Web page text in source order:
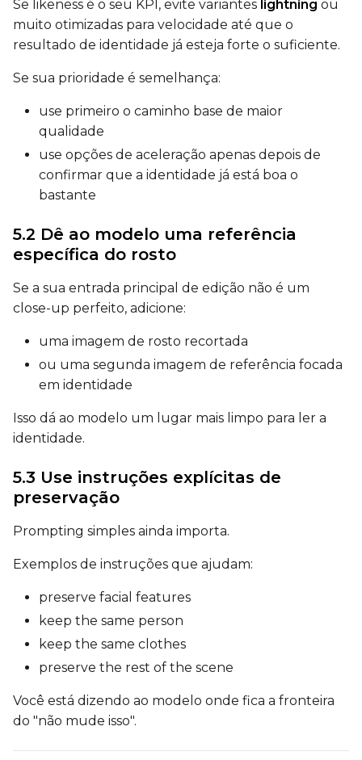
Prompt
Se likeness é o seu KPI, evite variantes lightning ou
muito otimizadas para velocidade até que o
resultado de identidade já esteja forte o suficiente.
Se sua prioridade é semelhança:
use primeiro o caminho base de maior
qualidade
use opções de aceleração apenas depois de
confirmar que a identidade já está boa o
bastante
5.2 Dê ao modelo uma referência
específica do rosto
Se a sua entrada principal de edição não é um
close-up perfeito, adicione:
uma imagem de rosto recortada
ou uma segunda imagem de referência focada
em identidade
Isso dá ao modelo um lugar mais limpo para ler a
identidade.
5.3 Use instruções explícitas de
preservação
Prompting simples ainda importa.
Exemplos de instruções que ajudam:
preserve facial features
keep the same person
keep the same clothes
preserve the rest of the scene
Você está dizendo ao modelo onde fica a fronteira
do "não mude isso".